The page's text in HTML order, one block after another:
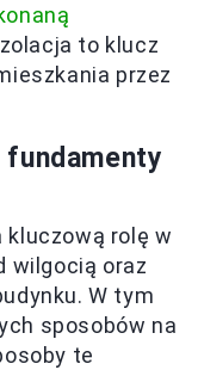
to klucz
przez
rolę w
wilgocią oraz
W tym
sposobów na
te